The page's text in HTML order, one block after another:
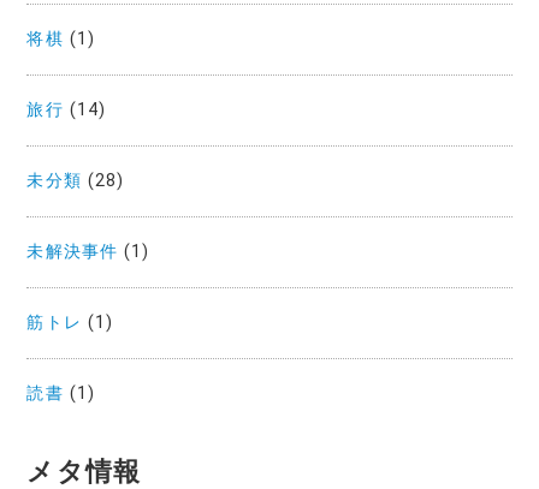
将棋 (1)
旅行 (14)
未分類 (28)
未解決事件 (1)
筋トレ (1)
読書 (1)
メタ情報